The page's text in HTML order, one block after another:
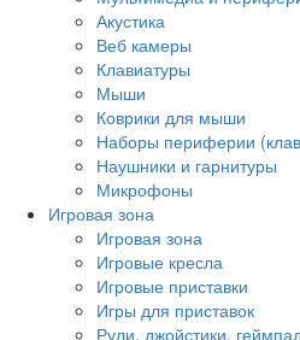
Акустика
Веб камеры
Клавиатуры
Мыши
Коврики для мыши
Наборы периферии
Наушники и гарнитуры
Микрофоны
Игровая зона
Игровая зона
Игровые кресла
Игровые приставки
Игры для приставок
Рули, джойстики,